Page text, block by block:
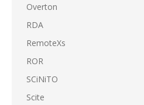
Overton
RDA
RemoteXs
ROR
SCiNiTO
Scite